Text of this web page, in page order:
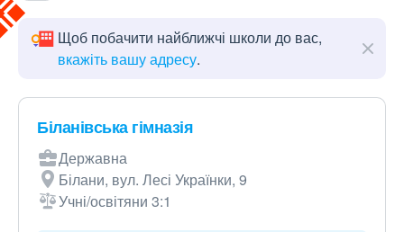
Щоб побачити найближчі школи до вас,
вкажіть вашу адресу.
Біланівська гімназія
Державна
Білани, вул. Лесі Українки, 9
Учні/освітяни 3:1